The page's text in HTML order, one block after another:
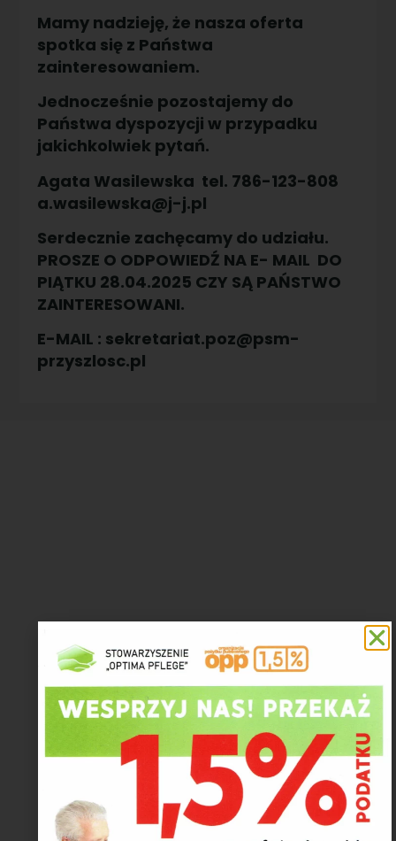
Mamy nadzieję, że nasza oferta
spotka się z Państwa
zainteresowaniem.
Jednocześnie pozostajemy do
Państwa dyspozycji w przypadku
jakichkolwiek pytań.
Agata Wasilewska tel. 786-123-808
a.wasilewska@j-j.pl
Serdecznie zachęcamy do udziału.
PROSZE O ODPOWIEDŹ NA E- MAIL DO
PIĄTKU 28.04.2025 CZY SĄ PAŃSTWO
ZAINTERESOWANI.
E-MAIL : sekretariat.poz@psm-
przyszlosc.pl
niepełnosprawnych
Nasi partnerzy